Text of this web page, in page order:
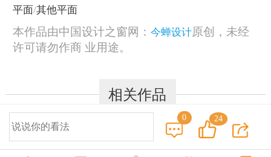
平面/其他平面
本作品由中国设计之窗网： 今蝉设计原创，未经
许可请勿作商 业用途。
相关作品
0 24
© 2014-2025 中国设计之窗 www.333cn.com 版权所有